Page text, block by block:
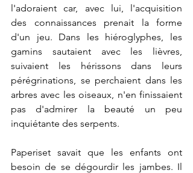
l'adoraient car, avec lui, l'acquisition
des connaissances prenait la forme
d'un jeu. Dans les hiéroglyphes, les
gamins sautaient avec les lièvres,
suivaient les hérissons dans leurs
pérégrinations, se perchaient dans les
arbres avec les oiseaux, n'en finissaient
pas d'admirer la beauté un peu
inquiétante des serpents.
Paperiset savait que les enfants ont
besoin de se dégourdir les jambes. Il